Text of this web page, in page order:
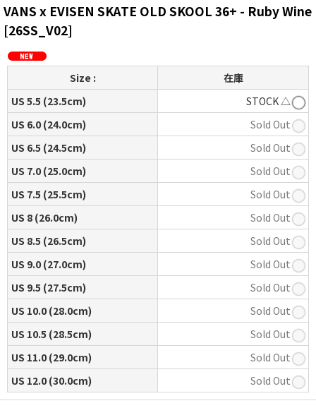
VANS x EVISEN SKATE OLD SKOOL 36+ - Ruby Wine
[26SS_V02]
Size :
在庫
US 5.5 (23.5cm)
STOCK △
US 6.0 (24.0cm)
Sold Out
US 6.5 (24.5cm)
Sold Out
US 7.0 (25.0cm)
Sold Out
US 7.5 (25.5cm)
Sold Out
US 8 (26.0cm)
Sold Out
US 8.5 (26.5cm)
Sold Out
US 9.0 (27.0cm)
Sold Out
US 9.5 (27.5cm)
Sold Out
US 10.0 (28.0cm)
Sold Out
US 10.5 (28.5cm)
Sold Out
US 11.0 (29.0cm)
Sold Out
US 12.0 (30.0cm)
Sold Out